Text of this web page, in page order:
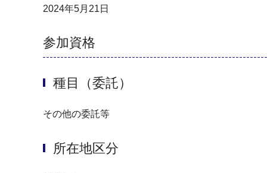
2024年5月21日
参加資格
種目（委託）
その他の委託等
所在地区分